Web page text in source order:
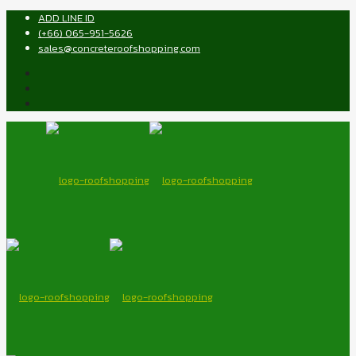
ADD LINE ID
(+66) 065-951-5626
sales@concreteroofshopping.com